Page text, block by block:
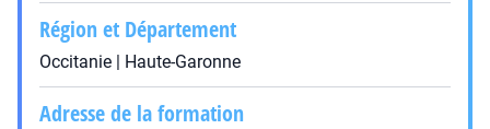
Région et Département
Occitanie | Haute-Garonne
Adresse de la formation